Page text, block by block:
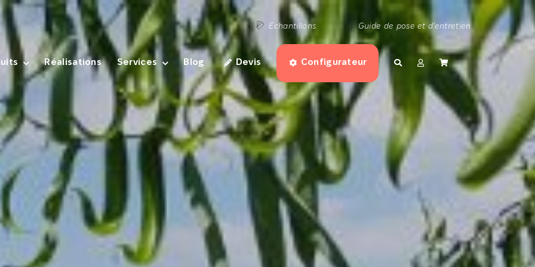
Echantillons Guide de pose et d’entretien
Réalisations Services Blog Devis Configurateur